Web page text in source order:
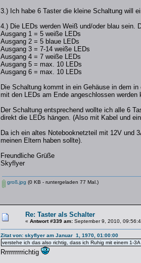
3.) Ich habe 6 Taster die kleine Schaltung will
4.) Die LEDs werden Weiß und/oder blau sein.
Ausgang 1 = 5 weiße LEDs
Ausgang 2 = 5 blaue LEDs
Ausgang 3 = 7-14 weiße LEDs
Ausgang 4 = 7 weiße LEDs
Ausgang 5 = max. 10 LEDs
Ausgang 6 = max. 10 LEDs
Die Schaltung kommt in ein Gehäuse in dem
mit den LEDs am Ende angeschlossen
Der Schaltung entsprechend wollte ich alle 6
direkt die LEDs hängen. (Also mit Kabel und
Da ich ein altes Notebooknetzteil mit 12V und
meinen Eltern haben sollte).
Freundliche Grüße
Skyflyer
groß.jpg (0 KB - runtergeladen 77 Mal.)
Re: Taster als Schalter
« Antwort #339 am: September 9, 2010,
Zitat von: skyflyer am Januar 1, 1970, 01:00:00
verstehe ich das also richtig, dass ich Ruhig mit einem 1-
Rrrrrrrrrrichtig